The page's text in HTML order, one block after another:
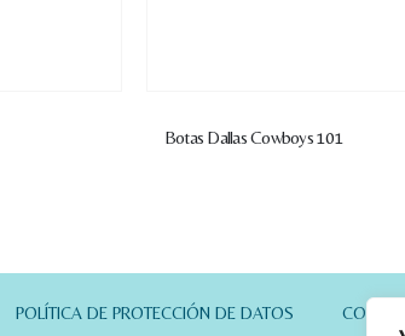
Botas Dallas Cowboys 101
POLÍTICA DE PROTECCIÓN DE DATOS